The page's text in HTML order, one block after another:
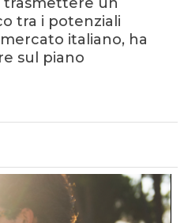
trasmettere un
tra i potenziali
italiano, ha
sul piano